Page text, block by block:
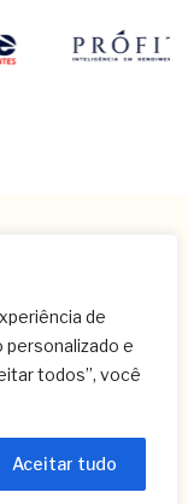
de
personalizado e
todos”, você
Aceitar tudo